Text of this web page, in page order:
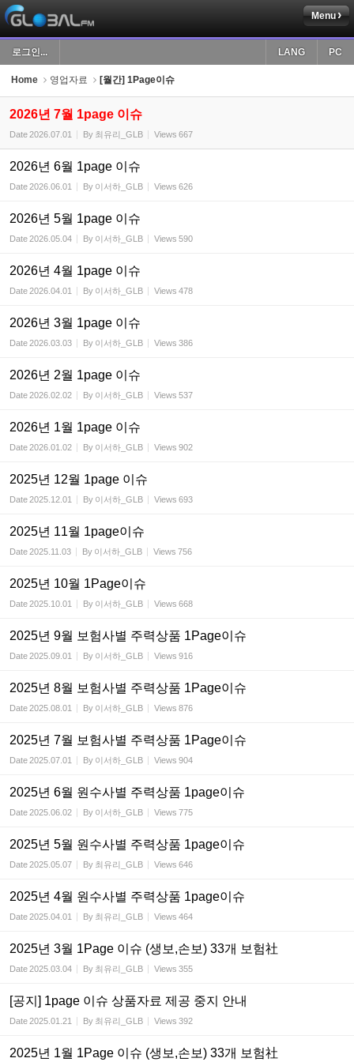
Menu
로그인... PC
LANG
Home 영업자료 [월간] 1Page이슈
2026년 7월 1page 이슈
Date2026.07.01 By 최유리_GLB Views 667
2026년 6월 1page 이슈
Date2026.06.01 By 이서하_GLB Views 626
2026년 5월 1page 이슈
Date2026.05.04 By 이서하_GLB Views 590
2026년 4월 1page 이슈
Date2026.04.01 By 이서하_GLB Views 478
2026년 3월 1page 이슈
Date2026.03.03 By 이서하_GLB Views 386
2026년 2월 1page 이슈
Date2026.02.02 By 이서하_GLB Views 537
2026년 1월 1page 이슈
Date2026.01.02 By 이서하_GLB Views 902
2025년 12월 1page 이슈
Date2025.12.01 By 이서하_GLB Views 693
2025년 11월 1page이슈
Date2025.11.03 By 이서하_GLB Views 756
2025년 10월 1Page이슈
Date2025.10.01 By 이서하_GLB Views 668
2025년 9월 보험사별 주력상품 1Page이슈
Date2025.09.01 By 이서하_GLB Views 916
2025년 8월 보험사별 주력상품 1Page이슈
Date2025.08.01 By 이서하_GLB Views 876
2025년 7월 보험사별 주력상품 1Page이슈
Date2025.07.01 By 이서하_GLB Views 904
2025년 6월 원수사별 주력상품 1page이슈
Date2025.06.02 By 이서하_GLB Views 775
2025년 5월 원수사별 주력상품 1page이슈
Date2025.05.07 By 최유리_GLB Views 646
2025년 4월 원수사별 주력상품 1page이슈
Date2025.04.01 By 최유리_GLB Views 464
2025년 3월 1Page 이슈 (생보,손보) 33개 보험社
Date2025.03.04 By 최유리_GLB Views 355
[공지] 1page 이슈 상품자료 제공 중지 안내
Date2025.01.21 By 최유리_GLB Views 392
2025년 1월 1Page 이슈 (생보,손보) 33개 보험社
Sketchbook5, 스케치북5
Sketchbook5, 스케치북5